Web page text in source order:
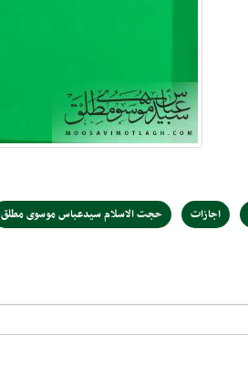
اجازات حجت الاسلام سیدعباس موسوی مطلق